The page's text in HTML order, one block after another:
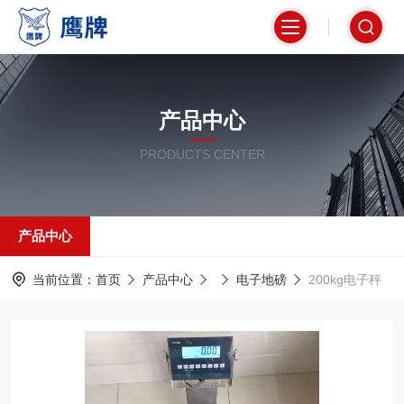
产品中心
PRODUCTS CENTER
产品中心
当前位置： 首页 产品中心 电子地磅 200kg电子秤